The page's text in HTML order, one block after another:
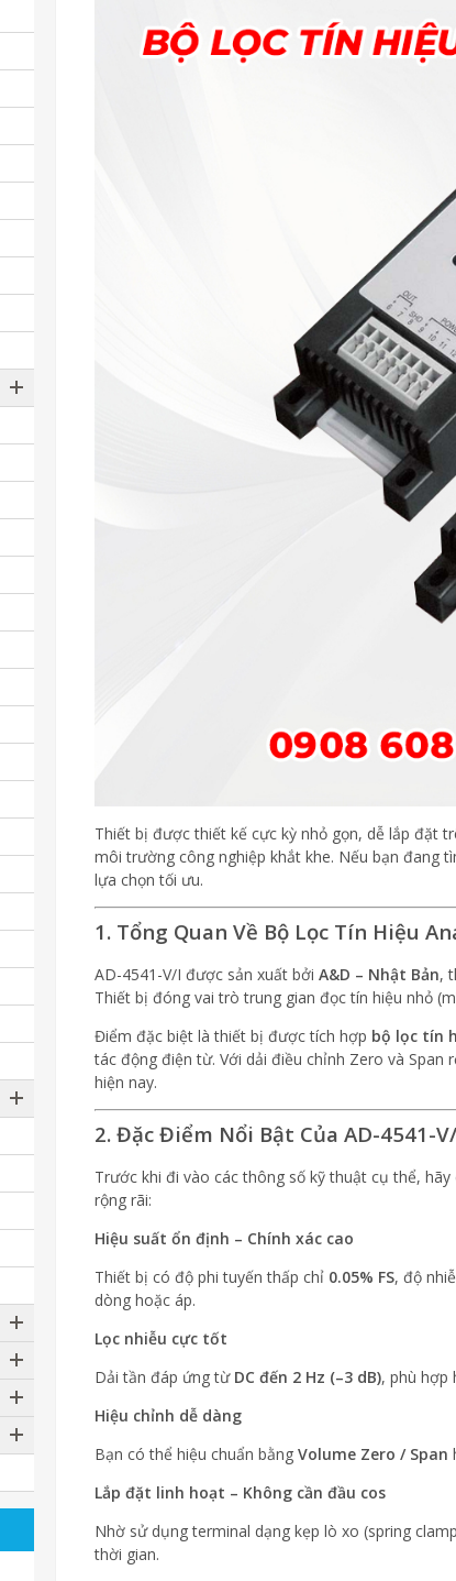
Thiết bị được thiết kế cực kỳ nhỏ gọn, dễ lắp đặt
môi trường công nghiệp khắt khe. Nếu bạn đang
lựa chọn tối ưu.
1. Tổng Quan Về Bộ Lọc Tín Hiệu
AD-4541-V/I được sản xuất bởi A&D – Nhật Bản,
Thiết bị đóng vai trò trung gian đọc tín hiệu nhỏ
Điểm đặc biệt là thiết bị được tích hợp bộ lọc tín
tác động điện từ. Với dải điều chỉnh Zero và
hiện nay.
2. Đặc Điểm Nổi Bật Của AD-4541-
Trước khi đi vào các thông số kỹ thuật cụ thể,
rộng rãi:
Hiệu suất ổn định – Chính xác cao
Thiết bị có độ phi tuyến thấp chỉ 0.05% FS, độ
dòng hoặc áp.
Lọc nhiễu cực tốt
Dải tần đáp ứng từ DC đến 2 Hz (–3 dB), phù hợp
Hiệu chỉnh dễ dàng
Bạn có thể hiệu chuẩn bằng Volume Zero / Span
Lắp đặt linh hoạt – Không cần đầu cos
Nhờ sử dụng terminal dạng kẹp lò xo (spring
thời gian.